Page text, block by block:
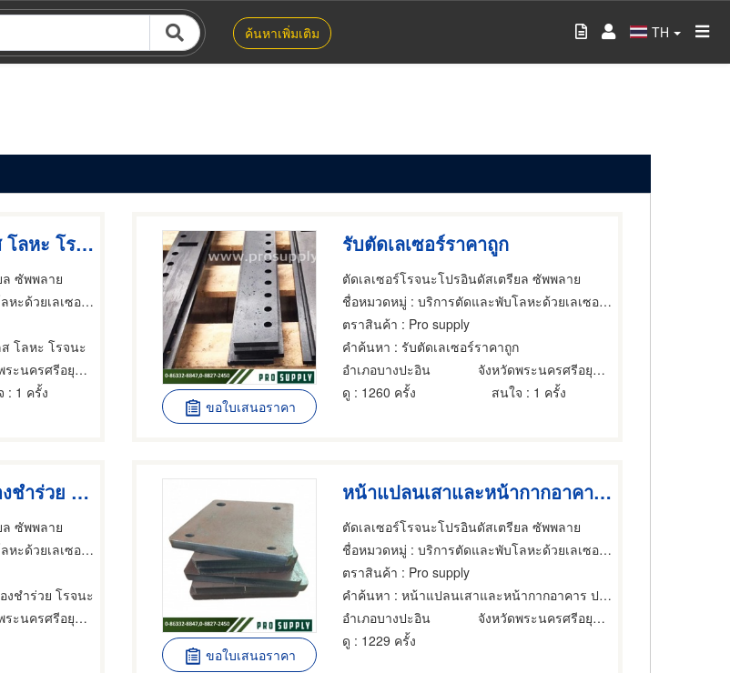
ค้นหาเพิ่มเติม TH
รับม้วนเหล็ก สแตนเลส โลหะ โรจนะ
ล ซัพพลาย
ตัดและพับโลหะด้วยเลเซอร์
โลหะ โรจนะ
จังหวัดพระนครศรีอยุธยา
: 1 ครั้ง
ขอใบเสนอราคา
รับตัดเลเซอร์ราคาถูก
ตัดเลเซอร์โรจนะโปรอินดัสเตรียล ซัพพลาย
ชื่อหมวดหมู่ : บริการตัดและพับโลหะด้วยเลเซอร์,บริการตัดและพับโลหะด้วยเลเซอร์
ตราสินค้า : Pro supply
คำค้นหา : รับตัดเลเซอร์ราคาถูก
อำเภอบางปะอิน
จังหวัดพระนครศรีอยุธยา
ดู : 1260 ครั้ง สนใจ : 1 ครั้ง
ตัดเลเซอร์ ออกแบบของชำร่วย โรจนะ
ล ซัพพลาย
ตัดและพับโลหะด้วยเลเซอร์
งชำร่วย โรจนะ
จังหวัดพระนครศรีอยุธยา
ขอใบเสนอราคา
หน้าแปลนเสาและหน้ากากอาคาร ปทุมธานี
ตัดเลเซอร์โรจนะโปรอินดัสเตรียล ซัพพลาย
ชื่อหมวดหมู่ : บริการตัดและพับโลหะด้วยเลเซอร์,บริการตัดและพับโลหะด้วยเลเซอร์,ผู้รับจ้าง ผู้รับเหมากลึง
ตราสินค้า : Pro supply
คำค้นหา : หน้าแปลนเสาและหน้ากากอาคาร ปทุมธานี
อำเภอบางปะอิน
จังหวัดพระนครศรีอยุธยา
ดู : 1229 ครั้ง